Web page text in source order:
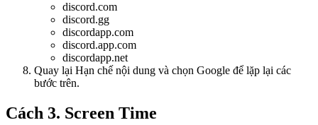
discord.com
discord.gg
discordapp.com
discord.app.com
discordapp.net
Quay lại Hạn chế nội dung và chọn Google để lặp lại các
bước trên.
Cách 3. Screen Time